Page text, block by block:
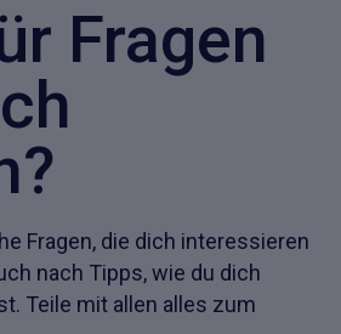
Fragen
Fragen, die dich interessieren
nach Tipps, wie du dich
Teile mit allen alles zum